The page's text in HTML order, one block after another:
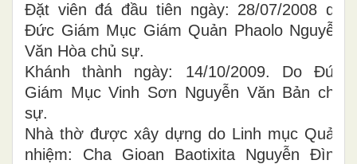
Đặt viên đá đầu tiên ngày: 28/07/2008 do
Đức Giám Mục Giám Quản Phaolo Nguyễn
Văn Hòa chủ sự.
Khánh thành ngày: 14/10/2009. Do Đức
Giám Mục Vinh Sơn Nguyễn Văn Bản chủ
sự.
Nhà thờ được xây dựng do Linh mục Quản
nhiệm: Cha Gioan Baotixita Nguyễn Đình